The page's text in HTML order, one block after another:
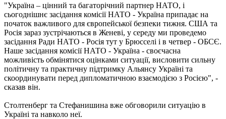
"Україна – цінний та багаторічний партнер НАТО, і
сьогоднішнє засідання комісії НАТО - Україна припадає на
початок важливого для європейської безпеки тижня. США та
Росія зараз зустрічаються в Женеві, у середу ми проведемо
засідання Ради НАТО - Росія тут у Брюсселі і в четвер - ОБСЄ.
Наше засідання комісії НАТО - Україна - своєчасна
можливість обмінятися оцінками ситуації, висловити сильну
політичну та практичну підтримку Альянсу Україні та
скоординувати перед дипломатичною взаємодією з Росією", -
сказав він.
Столтенберг та Стефанишина вже обговорили ситуацію в
Україні та навколо неї.